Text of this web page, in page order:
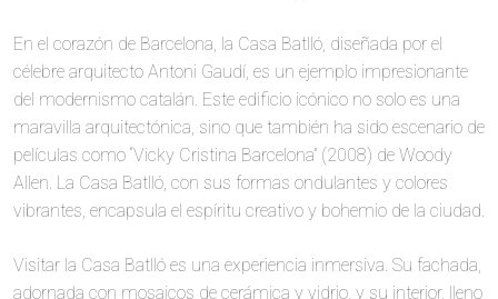
En el corazón de Barcelona, la Casa Batlló, diseñada por el
célebre arquitecto Antoni Gaudí, es un ejemplo impresionante
del modernismo catalán. Este edificio icónico no solo es una
maravilla arquitectónica, sino que también ha sido escenario de
películas como “Vicky Cristina Barcelona” (2008) de Woody
Allen. La Casa Batlló, con sus formas ondulantes y colores
vibrantes, encapsula el espíritu creativo y bohemio de la ciudad.
Visitar la Casa Batlló es una experiencia inmersiva. Su fachada,
adornada con mosaicos de cerámica y vidrio, y su interior, lleno